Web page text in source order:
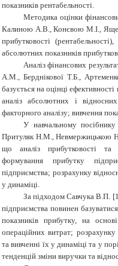
показників рентабельності.
Методика оцінки
Калиною А.В., Конєвою М.І.,
прибутковості
абсолютних показників
Аналіз фінансових
А.М., Берднікової Т.Б.,
базується на оцінці
аналіз абсолютних і
факторного аналізу; вивчення
У навчальному
Притуляк Н.М., Невмержицькою
що аналіз прибутковості та
формування
прибутку
підприємства; розрахунку
у динаміці.
За підходом Савчука В.П.
підприємства повинен
показників прибутку, на
операційних витрат; розрахунку
та вивченні їх у динаміці та у
тенденцій зміни виручки та